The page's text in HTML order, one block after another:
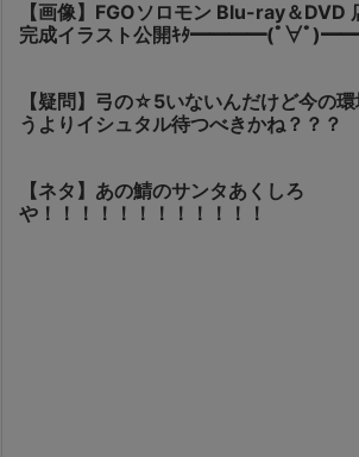
【画像】FGOソロモン Blu-ray＆DVD
完成イラスト公開ｷﾀ━━━━(ﾟ∀ﾟ
【疑問】弓の☆5いないんだけど今の
うよりイシュタル待つべきかね？？？
【ネタ】あの鯖のサンタあくしろ
や！！！！！！！！！！！！